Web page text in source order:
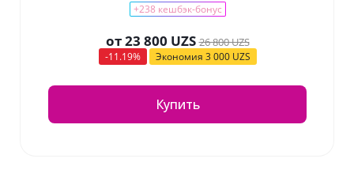
+238 кешбэк-бонус
от23 800 UZS 26 800 UZS
-11.19% Экономия 3 000 UZS
Купить